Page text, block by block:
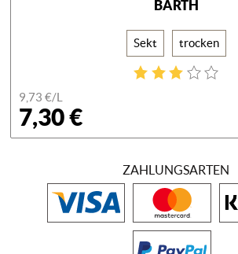
BARTH
Sekt trocken
9,73 €/L
7,30 €
ZAHLUNGSARTEN